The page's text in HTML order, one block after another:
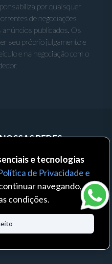
por quaisquer
de negociações
anúncios publicados. Os
seu próprio julgamento e
e na negociação com o
REDES:
e tecnologias
de Privacidade e
navegando,
condições.